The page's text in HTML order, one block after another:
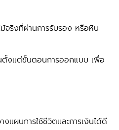
ริงที่ผ่านการรับรอง หรือหิน
ตั้งแต่ขั้นตอนการออกแบบ เพื่อ
แผนการใช้ชีวิตและการเงินได้ดี